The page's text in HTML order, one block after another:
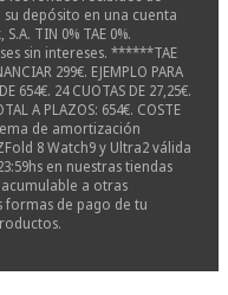
depósito en una cuenta
TIN 0% TAE 0%.
sin intereses. ******TAE
299€. EJEMPLO PARA
654€. 24 CUOTAS DE 27,25€.
A PLAZOS: 654€. COSTE
de amortización
8 Watch9 y Ultra2 válida
en nuestras tiendas
a otras
formas de pago de tu